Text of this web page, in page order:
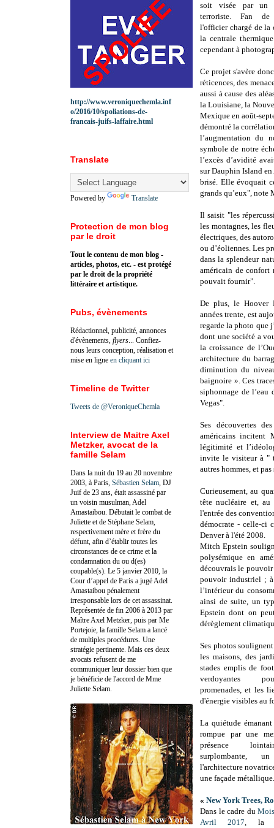
soit visée par un
terroriste. Fan
l'officier chargé de la
la centrale
cependant à
Ce projet s'avère
réticences, des
aussi à cause des
la Louisiane, la
Mexique en août-
démontré la
l’augmentation du
symbole de notre
l’excès d’avidité
sur Dauphin Island
brisé. Elle évoquait
grands qu’eux", note
Il saisit "les
les montagnes, les
électriques, des
ou d’éoliennes. Les
dans la splendeur
américain de confort
pouvait fournir".
De plus, le Hoover
années trente, est
regarde la photo que
dont une société a
la croissance de
architecture du
diminution du
baignoire ». Ces
siphonnage de
Vegas".
Ses découvertes
américains incitent
légitimité et
invite le visiteur à "
autres hommes, et
Curieusement, au
tête nucléaire et,
l'entrée des
démocrate - celle-ci
Denver à l'été 2008.
Mitch Epstein
polysémique en
découvrais le
pouvoir industriel ;
l’intérieur du
ainsi de suite, un
Epstein dont on
dérèglement
Ses photos
les maisons, des
stades emplis de
verdoyantes
promenades, et les
d'énergie visibles au
La quiétude
rompue par une
présence
surplombante,
l'architecture
une façade métallique.
« New York Trees,
Dans le cadre du
Avril 2017,
http://www.veroniquechemla.inf
o/2016/10/spoliations-de-
francais-juifs-laffaire.html
Translate
Powered by Translate
Protection de mon blog
par le droit
Tout le contenu de mon blog -
articles, photos, etc. - est protégé
par le droit de la propriété
littéraire et artistique.
Pubs, évènements
Rédactionnel, publicité, annonces
d'évènements, flyers ... Confiez-
nous leurs conception, réalisation et
mise en ligne en cliquant ici
Timeline de Twitter
Tweets de @VeroniqueChemla
Interview de Maitre Axel
Metzker, avocat de la
famille Selam
Dans la nuit du 19 au 20 novembre
2003, à Paris, Sébastien Selam , DJ
Juif de 23 ans, était assassiné par
un voisin musulman, Adel
Amastaibou. Débutait le combat de
Juliette et de Stéphane Selam,
respectivement mère et frère du
défunt, afin d’établir toutes les
circonstances de ce crime et la
condamnation du ou d(es)
coupable(s). Le 5 janvier 2010, la
Cour d’appel de Paris a jugé Adel
Amastaibou pénalement
irresponsable lors de cet assassinat.
Représentée de fin 2006 à 2013 par
Maître Axel Metzker, puis par Me
Portejoie, la famille Selam a lancé
de multiples procédures. Une
stratégie pertinente. Mais ces deux
avocats refusent de me
communiquer leur dossier bien que
je bénéficie de l'accord de Mme
Juliette Selam.